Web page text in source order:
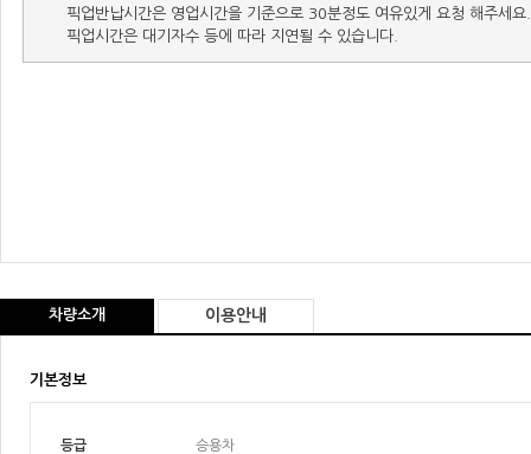
픽업반납시간은 영업시간을 기준으로 30분정도 여유있게 요청 해주세요.
픽업시간은 대기자수 등에 따라 지연될 수 있습니다.
차량소개 이용안내
기본정보
등급 승용차